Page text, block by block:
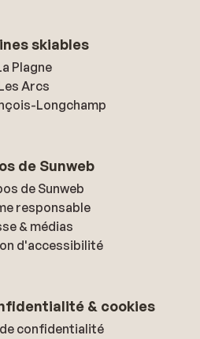
skiables
Plagne
Arcs
Longchamp
de Sunweb
de Sunweb
responsable
& médias
d'accessibilité
& cookies
confidentialité